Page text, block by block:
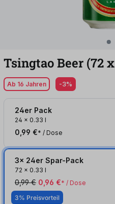
Tsingtao Beer (72x
Ab 16 Jahren -3%
24er Pack
24 x 0.33 l
0,99 €* / Dose
3x 24er Spar-Pack
72 x 0.33 l
0,99 € 0,96 €* / Dose
3% Preisvorteil